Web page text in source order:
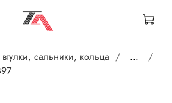
сальники, кольца
...